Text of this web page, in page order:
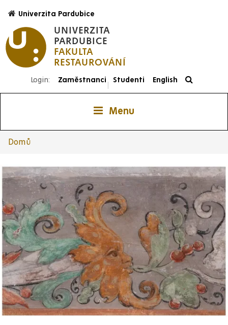
hlavnímu
obsahu
UNIVERZITA
PARDUBICE
FAKULTA
RESTAUROVÁNÍ
Univerzita Pardubice
Login: Zaměstnanci
|
Studenti English
Menu
navigace
Domů